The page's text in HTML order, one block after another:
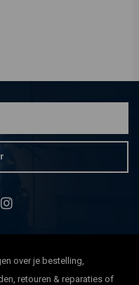
over je bestelling,
retouren & reparaties of